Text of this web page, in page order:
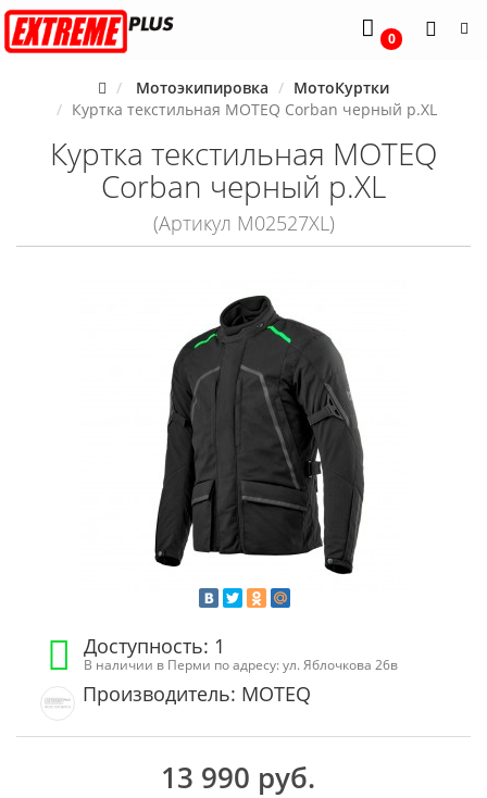
0
Мотоэкипировка
МотоКуртки
Куртка текстильная MOTEQ Corban черный р.XL
Куртка текстильная MOTEQ
Corban черный р.XL
(Артикул M02527XL)
Доступность: 1
В наличии в Перми по адресу: ул. Яблочкова 26в
Производитель: MOTEQ
13 990 руб.